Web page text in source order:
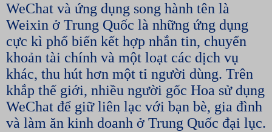
WeChat và ứng dụng song hành tên là
Weixin ở Trung Quốc là những ứng dụng
cực kì phổ biến kết hợp nhắn tin, chuyển
khoản tài chính và một loạt các dịch vụ
khác, thu hút hơn một tỉ người dùng. Trên
khắp thế giới, nhiều người gốc Hoa sử dụng
WeChat để giữ liên lạc với bạn bè, gia đình
và làm ăn kinh doanh ở Trung Quốc đại lục.